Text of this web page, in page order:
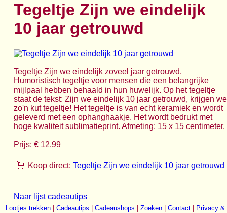
Tegeltje Zijn we eindelijk
10 jaar getrouwd
Tegeltje Zijn we eindelijk zoveel jaar getrouwd.
Humoristisch tegeltje voor mensen die een belangrijke
mijlpaal hebben behaald in hun huwelijk. Op het tegeltje
staat de tekst: Zijn we eindelijk 10 jaar getrouwd, krijgen we
zo'n kut tegeltje! Het tegeltje is van echt keramiek en wordt
geleverd met een ophanghaakje. Het wordt bedrukt met
hoge kwaliteit sublimatieprint. Afmeting: 15 x 15 centimeter.
Prijs: € 12.99
Koop direct: Tegeltje Zijn we eindelijk 10 jaar getrouwd
Naar lijst cadeautips
Lootjes trekken Cadeautips Cadeaushops Zoeken Contact Privacy &